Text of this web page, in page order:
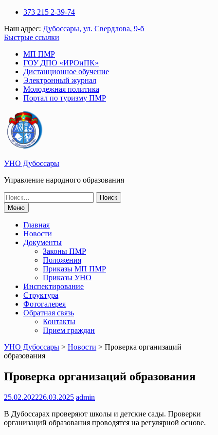
Перейти
содержимому
373 215 2-39-74
Наш адрес: Дубоссары, ул. Свердлова, 9-б
Быстрые ссылки
МП ПМР
ГОУ ДПО «ИРОиПК»
Дистанционное обучение
Электронный журнал
Молодежная политика
Портал по туризму ПМР
УНО Дубоссары
Управление народного образования
Поиск
по:Меню
Главная
Новости
Документы
Законы ПМР
Положения
Приказы МП ПМР
Приказы УНО
Инспектирование
Структура
Фотогалерея
Обратная связь
Контакты
Прием граждан
УНО Дубоссары > Новости > Проверка организаций
образования
Проверка организаций образования
25.02.202226.03.2025 admin
В Дубоссарах проверяют школы и детские сады. Проверки
организаций образования проводятся на регулярной основе.